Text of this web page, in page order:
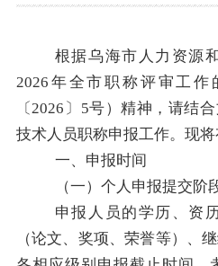
根据乌海市 人力资源
2026 年全市职称评审工作
〔2026 〕 5号）精神 ，请结
技术人员职称申报工作。现
一、申报时间
（一）个人申报提交阶
申报人员的学历、资
（论文、奖项、荣誉等）、